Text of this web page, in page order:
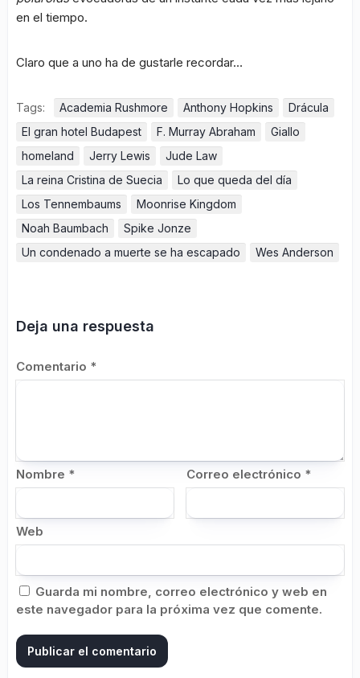
en el tiempo.
Claro que a uno ha de gustarle recordar…
Tags: Academia Rushmore Anthony Hopkins
Drácula
El gran hotel Budapest
F. Murray Abraham
Giallo
homeland
Jerry Lewis
Jude Law
La reina Cristina de Suecia
Lo que queda del día
Los Tennembaums
Moonrise Kingdom
Noah Baumbach
Spike Jonze
Un condenado a muerte se ha escapado
Wes Anderson
Deja una respuesta
Comentario *
Nombre * Correo electrónico *
Web
Guarda mi nombre, correo electrónico y web en
este navegador para la próxima vez que comente.